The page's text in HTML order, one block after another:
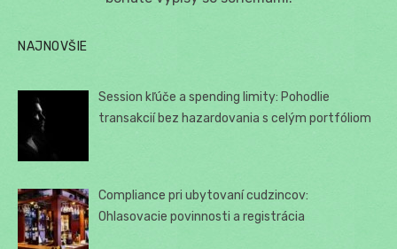
NAJNOVŠIE
Session kľúče a spending limity: Pohodlie
transakcií bez hazardovania s celým portfóliom
Compliance pri ubytovaní cudzincov:
Ohlasovacie povinnosti a registrácia